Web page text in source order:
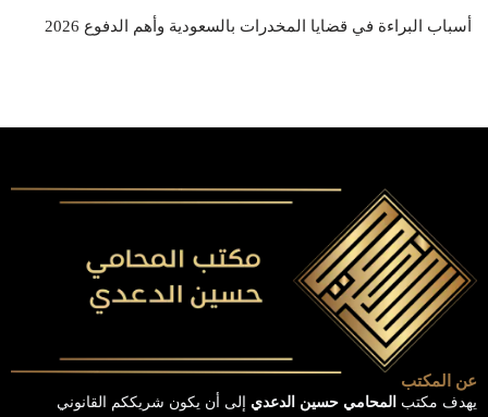
أسباب البراءة في قضايا المخدرات بالسعودية وأهم الدفوع 2026
عن المكتب
يهدف مكتب المحامي حسين الدعدي إلى أن يكون شريككم القانوني